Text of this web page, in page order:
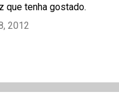
que tenha gostado.
2012